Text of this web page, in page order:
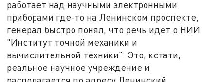
работает над научными электронными
приборами где-то на Ленинском проспекте,
генерал быстро понял, что речь идёт о НИИ
"Институт точной механики и
вычислительной техники". Это, кстати,
реальное научное учреждение и